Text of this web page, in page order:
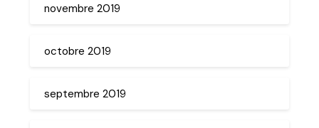
novembre 2019
octobre 2019
septembre 2019